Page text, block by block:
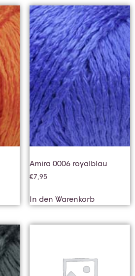
Amira 0006 royalblau
€7,95
In den Warenkorb